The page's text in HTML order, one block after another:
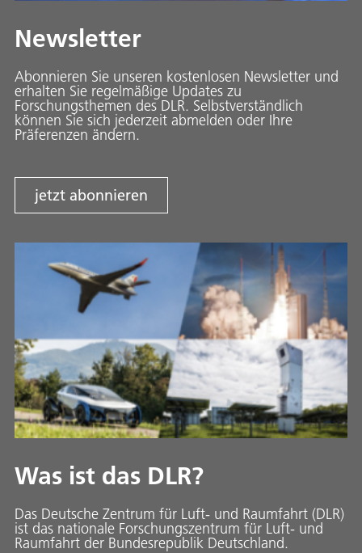
Newsletter
Abonnieren Sie unseren kostenlosen Newsletter und
erhalten Sie regelmäßige Updates zu
Forschungsthemen des DLR. Selbstverständlich
können Sie sich jederzeit abmelden oder Ihre
Präferenzen ändern.
jetzt abonnieren
Was ist das DLR?
Das Deutsche Zentrum für Luft- und Raumfahrt (DLR)
ist das nationale Forschungszentrum für Luft- und
Raumfahrt der Bundesrepublik Deutschland.